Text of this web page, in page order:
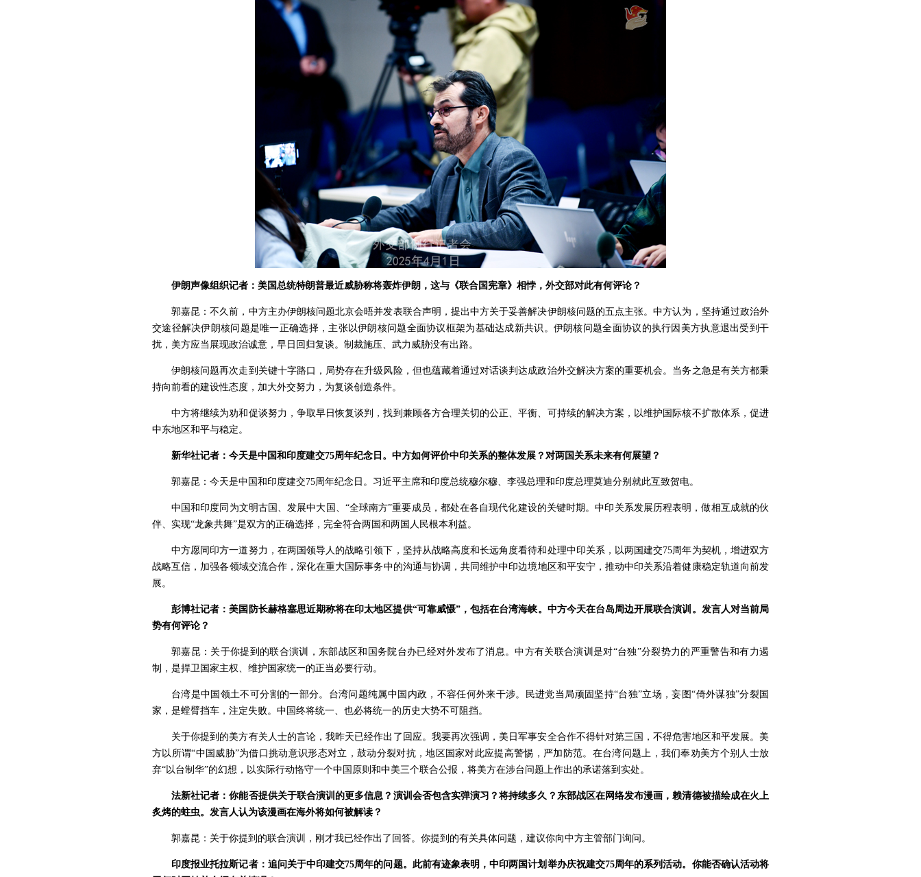
伊朗声像组织记者：美国总统特朗普最近威胁称将轰炸伊朗，这与《联合国宪章》相悖，外交部对此有何评论？
郭嘉昆：不久前，中方主办伊朗核问题北京会晤并发表联合声明，提出中方关于妥善解决伊朗核问题的五点主张。中方认为，坚持通过政治外
交途径解决伊朗核问题是唯一正确选择，主张以伊朗核问题全面协议框架为基础达成新共识。伊朗核问题全面协议的执行因美方执意退出受到干
扰，美方应当展现政治诚意，早日回归复谈。制裁施压、武力威胁没有出路。
伊朗核问题再次走到关键十字路口，局势存在升级风险，但也蕴藏着通过对话谈判达成政治外交解决方案的重要机会。当务之急是有关方都秉
持向前看的建设性态度，加大外交努力，为复谈创造条件。
中方将继续为劝和促谈努力，争取早日恢复谈判，找到兼顾各方合理关切的公正、平衡、可持续的解决方案，以维护国际核不扩散体系，促进
中东地区和平与稳定。
新华社记者：今天是中国和印度建交75周年纪念日。中方如何评价中印关系的整体发展？对两国关系未来有何展望？
郭嘉昆：今天是中国和印度建交75周年纪念日。习近平主席和印度总统穆尔穆、李强总理和印度总理莫迪分别就此互致贺电。
中国和印度同为文明古国、发展中大国、“全球南方”重要成员，都处在各自现代化建设的关键时期。中印关系发展历程表明，做相互成就的伙
伴、实现“龙象共舞”是双方的正确选择，完全符合两国和两国人民根本利益。
中方愿同印方一道努力，在两国领导人的战略引领下，坚持从战略高度和长远角度看待和处理中印关系，以两国建交75周年为契机，增进双方
战略互信，加强各领域交流合作，深化在重大国际事务中的沟通与协调，共同维护中印边境地区和平安宁，推动中印关系沿着健康稳定轨道向前发
展。
彭博社记者：美国防长赫格塞思近期称将在印太地区提供“可靠威慑”，包括在台湾海峡。中方今天在台岛周边开展联合演训。发言人对当前局
势有何评论？
郭嘉昆：关于你提到的联合演训，东部战区和国务院台办已经对外发布了消息。中方有关联合演训是对“台独”分裂势力的严重警告和有力遏
制，是捍卫国家主权、维护国家统一的正当必要行动。
台湾是中国领土不可分割的一部分。台湾问题纯属中国内政，不容任何外来干涉。民进党当局顽固坚持“台独”立场，妄图“倚外谋独”分裂国
家，是螳臂挡车，注定失败。中国终将统一、也必将统一的历史大势不可阻挡。
关于你提到的美方有关人士的言论，我昨天已经作出了回应。我要再次强调，美日军事安全合作不得针对第三国，不得危害地区和平发展。美
方以所谓“中国威胁”为借口挑动意识形态对立，鼓动分裂对抗，地区国家对此应提高警惕，严加防范。在台湾问题上，我们奉劝美方个别人士放
弃“以台制华”的幻想，以实际行动恪守一个中国原则和中美三个联合公报，将美方在涉台问题上作出的承诺落到实处。
法新社记者：你能否提供关于联合演训的更多信息？演训会否包含实弹演习？将持续多久？东部战区在网络发布漫画，赖清德被描绘成在火上
炙烤的蛀虫。发言人认为该漫画在海外将如何被解读？
郭嘉昆：关于你提到的联合演训，刚才我已经作出了回答。你提到的有关具体问题，建议你向中方主管部门询问。
印度报业托拉斯记者：追问关于中印建交75周年的问题。此前有迹象表明，中印两国计划举办庆祝建交75周年的系列活动。你能否确认活动将